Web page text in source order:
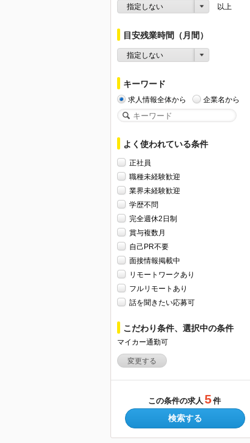
指定しない 以上
目安残業時間（月間）
指定しない
キーワード
求人情報全体から 企業名から
よく使われている条件
正社員
職種未経験歓迎
業界未経験歓迎
学歴不問
完全週休2日制
賞与複数月
自己PR不要
面接情報掲載中
リモートワークあり
フルリモートあり
話を聞きたい応募可
こだわり条件、選択中の条件
マイカー通勤可
変更する
この条件の求人 5 件
検索する